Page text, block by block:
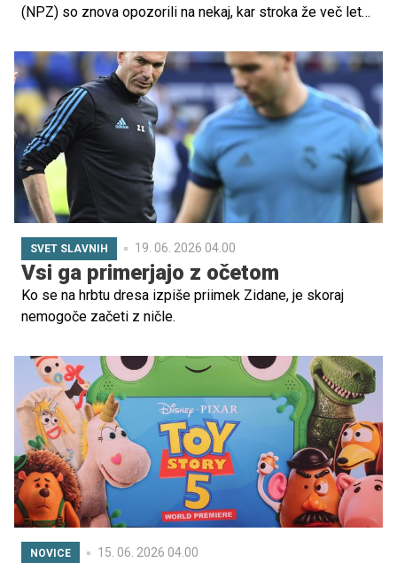
(NPZ) so znova opozorili na nekaj, kar stroka že več let
šolskega sistema: bralna pismenost otrok pada ali
stagnira, pri najmlajših pa se težave kažejo zelo zgodaj.
SVET SLAVNIH 19. 06. 2026 04.00
Vsi ga primerjajo z očetom
Ko se na hrbtu dresa izpiše priimek Zidane, je skoraj
nemogoče začeti z ničle.
NOVICE 15. 06. 2026 04.00